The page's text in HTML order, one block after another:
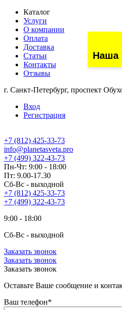
Каталог
Услуги
О компании
Оплата
Доставка
Статьи
Контакты
Отзывы
г. Санкт-Петербург, проспект
Вход
Регистрация
+7 (812) 425-33-73
Наша
info@planetasveta.pro
+7 (499) 322-43-73
Пн-Чт: 9:00 - 18:00
Пт: 9.00-17.30
Сб-Вс - выходной
+7 (812) 425-33-73
+7 (499) 322-43-73
9:00 - 18:00
Сб-Вс - выходной
Заказать звонок
Заказать звонок
Заказать звонок
Оставьте Ваше сообщение и
Ваш телефон*